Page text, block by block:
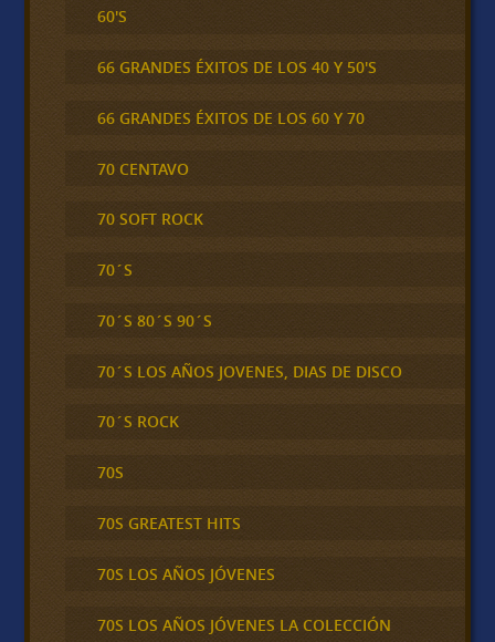
60'S
66 GRANDES ÉXITOS DE LOS 40 Y 50'S
66 GRANDES ÉXITOS DE LOS 60 Y 70
70 CENTAVO
70 SOFT ROCK
70´S
70´S 80´S 90´S
70´S LOS AÑOS JOVENES, DIAS DE DISCO
70´S ROCK
70S
70S GREATEST HITS
70S LOS AÑOS JÓVENES
70S LOS AÑOS JÓVENES LA COLECCIÓN